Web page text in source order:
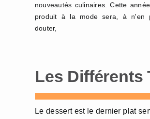
nouveautés culinaires. Cette
produit à la mode sera, à n'en
douter,
Les Différents
Le dessert est le dernier plat